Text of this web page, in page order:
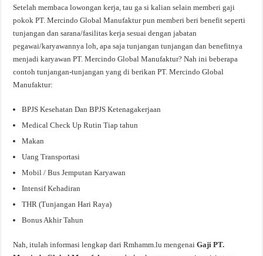
Setelah membaca lowongan kerja, tau ga si kalian selain memberi gaji
pokok PT. Mercindo Global Manufaktur pun memberi beri benefit seperti
tunjangan dan sarana/fasilitas kerja sesuai dengan jabatan
pegawai/karyawannya loh, apa saja tunjangan tunjangan dan benefitnya
menjadi karyawan PT. Mercindo Global Manufaktur? Nah ini beberapa
contoh tunjangan-tunjangan yang di berikan PT. Mercindo Global
Manufaktur:
BPJS Kesehatan Dan BPJS Ketenagakerjaan
Medical Check Up Rutin Tiap tahun
Makan
Uang Transportasi
Mobil / Bus Jemputan Karyawan
Intensif Kehadiran
THR (Tunjangan Hari Raya)
Bonus Akhir Tahun
Nah, itulah informasi lengkap dari Rmhamm.lu mengenaiGaji PT.